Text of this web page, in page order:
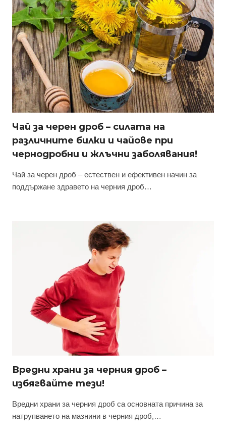
Чай за черен дроб – силата на
различните билки и чайове при
чернодробни и жлъчни заболявания!
Чай за черен дроб – естествен и ефективен начин за
поддържане здравето на черния дроб…
Вредни храни за черния дроб –
избягвайте тези!
Вредни храни за черния дроб са основната причина за
натрупването на мазнини в черния дроб,…